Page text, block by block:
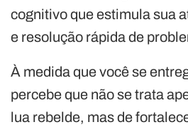
cognitivo que estimula sua
e resolução rápida de
À medida que você se
percebe que não se trata
lua rebelde, mas de